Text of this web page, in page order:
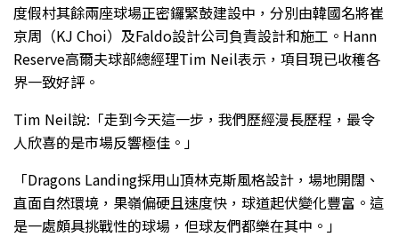
度假村其餘兩座球場正密鑼緊鼓建設中，分別由韓國名將崔
京周（KJ Choi）及Faldo設計公司負責設計和施工。Hann
Reserve高爾夫球部總經理Tim Neil表示，項目現已收穫各
界一致好評。
Tim Neil說:「走到今天這一步，我們歷經漫長歷程，最令
人欣喜的是市場反響極佳。」
「Dragons Landing採用山頂林克斯風格設計，場地開闊、
直面自然環境，果嶺偏硬且速度快，球道起伏變化豐富。這
是一處頗具挑戰性的球場，但球友們都樂在其中。」